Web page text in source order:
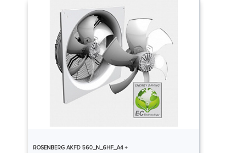
ROSENBERG AKFD 560_N_6HF_A4 +